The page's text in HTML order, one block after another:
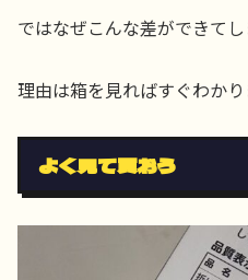
ではなぜこんな差ができて
理由は箱を見ればすぐわか
よく見て買おう